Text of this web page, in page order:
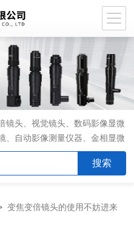
镜头、视觉镜头、数码影像显微
、自动影像测量仪器、金相显微
制显微光学系统
变焦变倍镜头的使用不妨进来